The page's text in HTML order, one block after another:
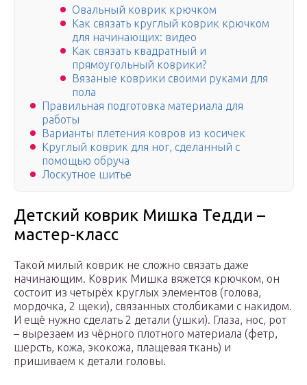
Овальный коврик крючком
Как связать круглый коврик крючком
для начинающих: видео
Как связать квадратный и
прямоугольный коврики?
Вязаные коврики своими руками для
пола
Правильная подготовка материала для
работы
Варианты плетения ковров из косичек
Круглый коврик для ног, сделанный с
помощью обруча
Лоскутное шитье
Детский коврик Мишка Тедди –
мастер-класс
Такой милый коврик не сложно связать даже
начинающим. Коврик Мишка вяжется крючком, он
состоит из четырёх круглых элементов (голова,
мордочка, 2 щеки), связанных столбиками с накидом.
И ещё нужно сделать 2 детали (ушки). Глаза, нос, рот
– вырезаем из чёрного плотного материала (фетр,
шерсть, кожа, экокожа, плащевая ткань) и
пришиваем к детали головы.